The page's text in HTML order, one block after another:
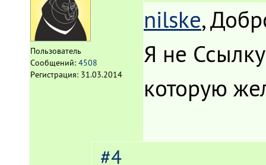
Пользователь
Сообщений: 4508
Регистрация: 31.03.2014
nilske,
Я не
которую
#4